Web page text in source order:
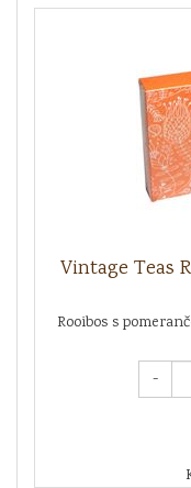
Vintage Teas
Rooibos s
-